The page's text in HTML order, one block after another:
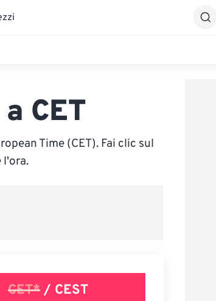
CET
Time (CET). Fai clic sul
l'ora.
CET* / CEST